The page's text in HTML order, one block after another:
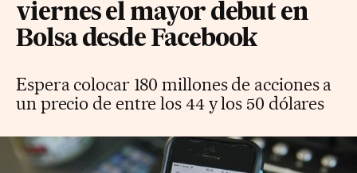
viernes el mayor debut en
Bolsa desde Facebook
Espera colocar 180 millones de acciones a
un precio de entre los 44 y los 50 dólares